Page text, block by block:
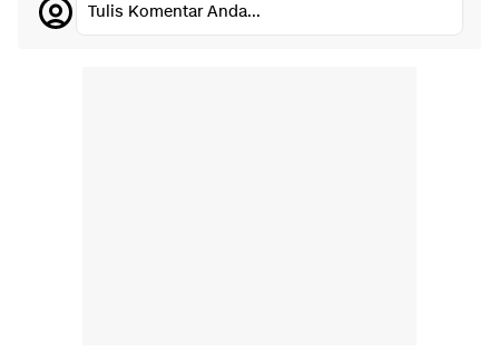
Tulis Komentar Anda...